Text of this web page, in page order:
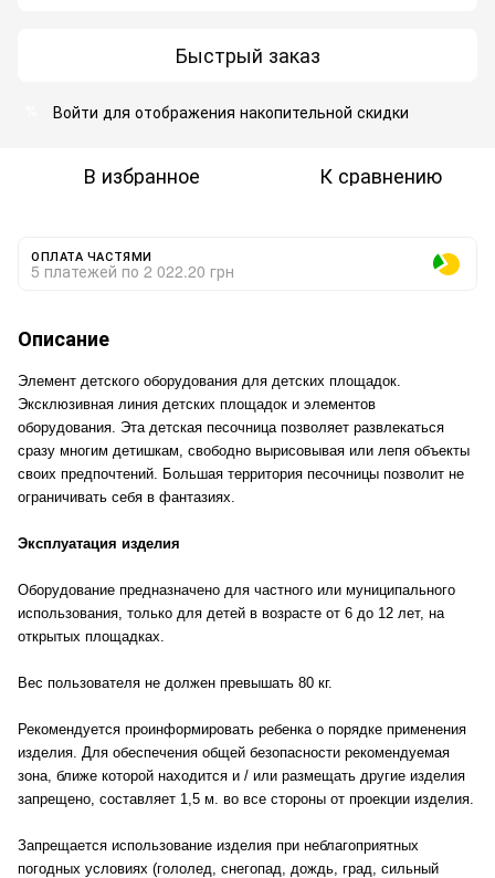
Быстрый заказ
Войти для отображения накопительной скидки
В избранное К сравнению
ОПЛАТА ЧАСТЯМИ
5 платежей по 2 022.20 грн
Описание
Элемент детского оборудования для детских площадок.
Эксклюзивная линия детских площадок и элементов
оборудования. Эта детская песочница позволяет развлекаться
сразу многим детишкам, свободно вырисовывая или лепя объекты
своих предпочтений. Большая территория песочницы позволит не
ограничивать себя в фантазиях.
Эксплуатация изделия
Оборудование предназначено для частного или муниципального
использования, только для детей в возрасте от 6 до 12 лет, на
открытых площадках.
Вес пользователя не должен превышать 80 кг.
Рекомендуется проинформировать ребенка о порядке применения
изделия. Для обеспечения общей безопасности рекомендуемая
зона, ближе которой находится и / или размещать другие изделия
запрещено, составляет 1,5 м. во все стороны от проекции изделия.
Запрещается использование изделия при неблагоприятных
погодных условиях (гололед, снегопад, дождь, град, сильный